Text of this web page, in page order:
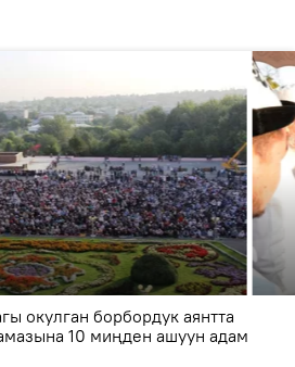
окулган борбордук аянтта
10 миңден ашуун адам